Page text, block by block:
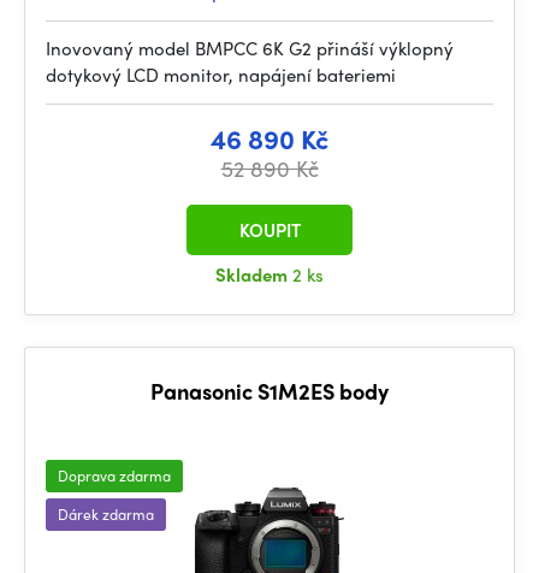
Inovovaný model BMPCC 6K G2 přináší výklopný
dotykový LCD monitor, napájení bateriemi
46 890 Kč
52 890 Kč
Skladem2 ks
KOUPIT
Panasonic S1M2ES body
Doprava zdarma
Dárek zdarma